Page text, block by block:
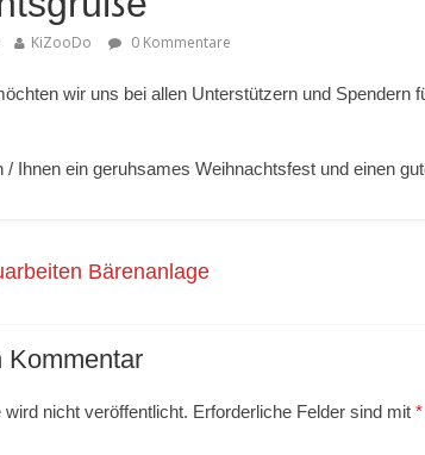
KiZooDo 0 Kommentare
wir uns bei allen Unterstützern und Spendern
Ihnen ein geruhsames Weihnachtsfest und einen
Bärenanlage
Kommentar
nicht veröffentlicht. Erforderliche Felder sind mit *